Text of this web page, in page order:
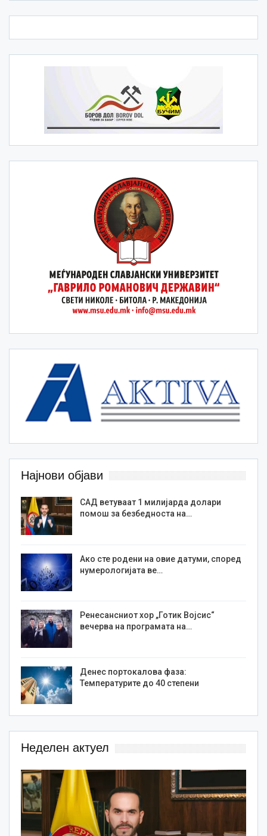
Најнови објави
САД ветуваат 1 милијарда долари
помош за безбедноста на…
Ако сте родени на овие датуми, според
нумерологијата ве…
Ренесансниот хор „Готик Војсис“
вечерва на програмата на…
Денес портокалова фаза:
Температурите до 40 степени
Неделен актуел